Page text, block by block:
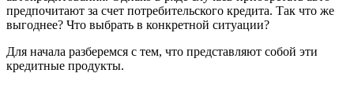
предпочитают за счет потребительского кредита. Так что же
выгоднее? Что выбрать в конкретной ситуации?
Для начала разберемся с тем, что представляют собой эти
кредитные продукты.